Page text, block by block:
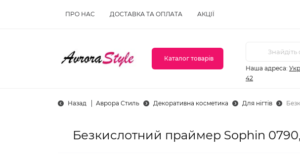
ПРО НАС ДОСТАВКА ТА ОПЛАТА АКЦІЇ
Каталог товарів
Наша адреса:
42
Назад Аврора Стиль Декоративна косметика Для нігтів
Безкислотний праймер Sophin